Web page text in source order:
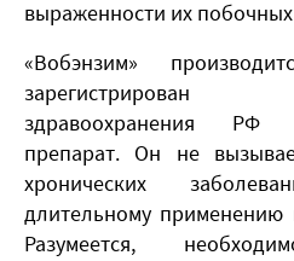
выраженности их
«Вобэнзим»
здравоохранения РФ
препарат. Он не
хронических
длительному применению
Разумеется,